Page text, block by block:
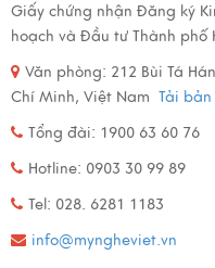
Giấy chứng nhận Đăng ký
hoạch và Đầu tư Thành phố
Văn phòng: 212 Bùi Tá
Chí Minh, Việt Nam Tải
Tổng đài: 1900 63 60 76
Hotline: 0903 30 99 89
Tel: 028. 6281 1183
info@myngheviet.vn